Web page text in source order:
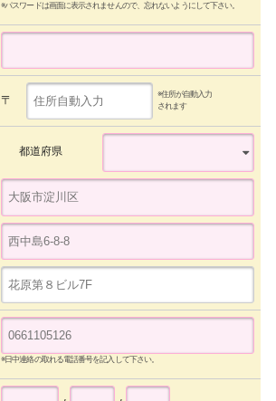
※パスワードは画面に表示されませんので、忘れないようにして下さい。
〒
※住所が自動入力
されます
都道府県
※日中連絡の取れる電話番号を記入して下さい。